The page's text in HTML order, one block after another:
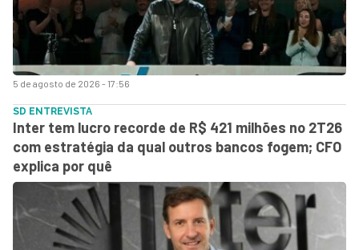
5 de agosto de 2026 - 17:56
SD ENTREVISTA
Inter tem lucro recorde de R$ 421 milhões no 2T26
com estratégia da qual outros bancos fogem; CFO
explica por quê